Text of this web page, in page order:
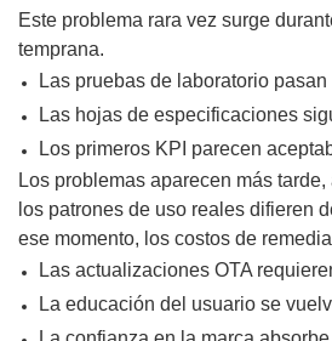
Este problema rara vez surge
temprana.
Las pruebas de laboratorio pasan
Las hojas de especificaciones
Los primeros KPI parecen
Los problemas aparecen más
los patrones de uso reales difieren
ese momento, los costos de
Las actualizaciones OTA
La educación del usuario se